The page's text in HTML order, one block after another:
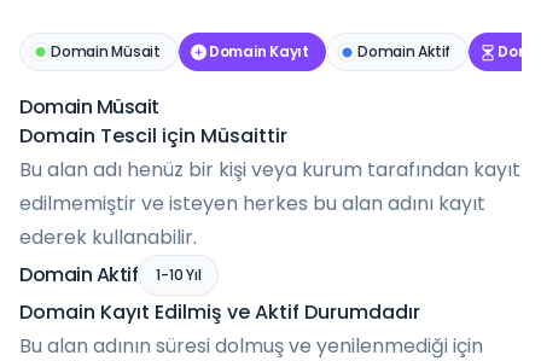
Domain Müsait Domain Kayıt Domain Aktif
Domain Müsait
Domain Tescil için Müsaittir
Bu alan adı henüz bir kişi veya kurum tarafından kayıt
edilmemiştir ve isteyen herkes bu alan adını kayıt
ederek kullanabilir.
Domain Aktif
1-10 Yıl
Domain Kayıt Edilmiş ve Aktif Durumdadır
Bu alan adının süresi dolmuş ve yenilenmediği için